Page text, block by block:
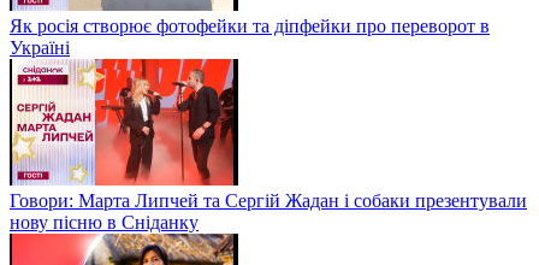
Як росія створює фотофейки та діпфейки про переворот в
Україні
Говори: Марта Липчей та Сергій Жадан і собаки презентували
нову пісню в Сніданку